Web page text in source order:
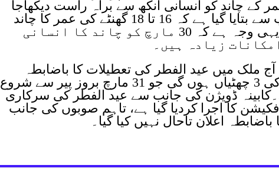
کہ 20 گھنٹے کی عمر کے چاند کو انسانی آنکھ سے براہ راست دیکھاجا
سکتا ہے۔محکمہ موسمیات کی جانب سے بتایا گیا ہے کہ 16 تا 18 گھنٹے کی عمر کا چاند
صرف دوربین سے دیکھنا ممکن ہے۔ یہی وجہ ہے کہ 30 مارچ کو چاند کا انسانی
زیادہ ہیں۔
ملک میں عید الفطر کی تعطیلات کا باضابطہ
اعلان کردیا ہے، جس کے مطابق عید کی 3 چھٹیاں ہوں گی جو 31 مارچ بروز پیر سے شروع
گی۔کابینہ ڈویژن کی جانب سے عید الفطر کی سرکاری
کا اجرا کردیا گیا ہے، تاہم صوبوں کی جانب
اعلان تاحال نہیں کیا گیا۔